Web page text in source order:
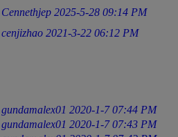
Cennethjep 2025-5-28 09:14 PM
cenjizhao 2021-3-22 06:12 PM
gundamalex01 2020-1-7 07:44 PM
gundamalex01 2020-1-7 07:43 PM